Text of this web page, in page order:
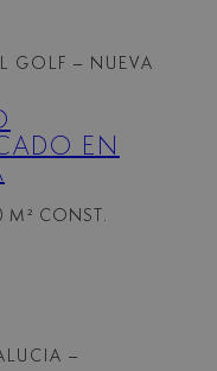
GOLF – NUEVA
EN
M² CONST.
–